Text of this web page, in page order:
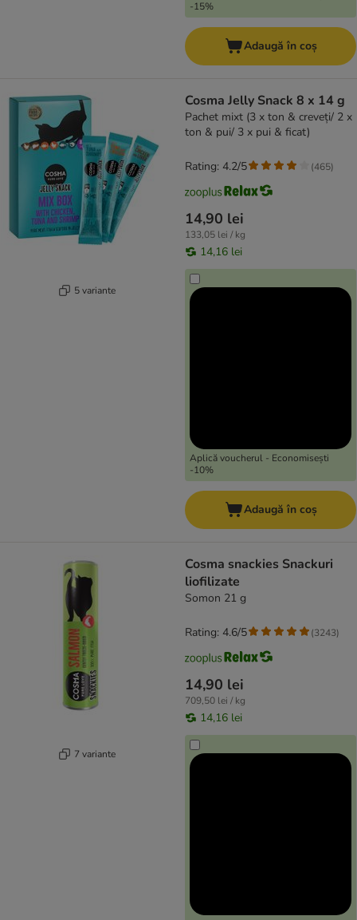
-15%
Adaugă în coș
5 variante
Cosma Jelly Snack 8 x 14 g
Pachet mixt (3 x ton & creveți/ 2 x
ton & pui/ 3 x pui & ficat)
14,90 lei
133,05 lei / kg
14,16 lei
Aplică voucherul - Economisești
-10%
Rating: 4.2/5 (465)
Adaugă în coș
7 variante
Cosma snackies Snackuri
liofilizate
Somon 21 g
14,90 lei
709,50 lei / kg
14,16 lei
Rating: 4.6/5 (3243)